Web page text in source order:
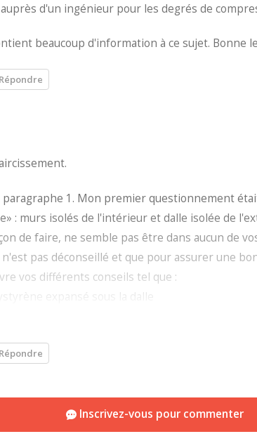
d'un ingénieur pour les degrés de
beaucoup d'information à ce sujet. Bonne
Répondre
paragraphe 1. Mon premier questionnement
: murs isolés de l'intérieur et dalle isolée de
de faire, ne semble pas être dans aucun de
pas déconseillé et que pour assurer une
vos différents conseils tel que :
avec un scellant acoustique
de rive.
des coupures capillaires.
Répondre
Inscrivez-vous pour commenter